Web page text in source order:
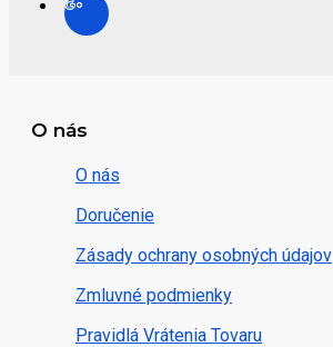
O nás
O nás
Doručenie
Zásady ochrany osobných údajov
Zmluvné podmienky
Pravidlá Vrátenia Tovaru